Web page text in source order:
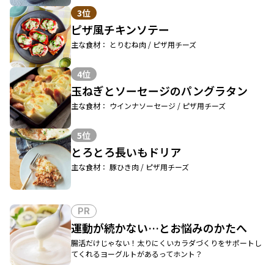
3位
ピザ風チキンソテー
主な食材： とりむね肉 / ピザ用チーズ
4位
玉ねぎとソーセージのパングラタン
主な食材： ウインナソーセージ / ピザ用チーズ
5位
とろとろ長いもドリア
主な食材： 豚ひき肉 / ピザ用チーズ
PR
運動が続かない…とお悩みのかたへ
腸活だけじゃない！太りにくいカラダづくりをサポートし
てくれるヨーグルトがあるってホント？